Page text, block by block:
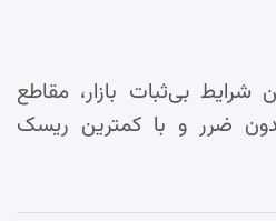
شرایط بی‌ثبات بازار، مقاطع
ضرر و با کمترین ریسک